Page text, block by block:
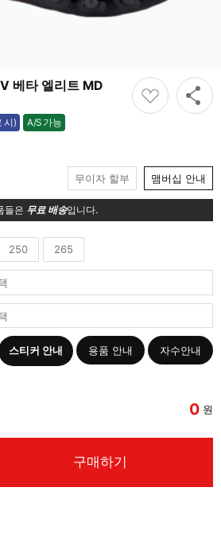
베타 엘리트 MD
시) A/S 가능
가능
무이자 할부 맴버십 안내
들은 무료 배송입니다.
250 265
스티커 안내 용품 안내 자수안내
0 원
구매하기